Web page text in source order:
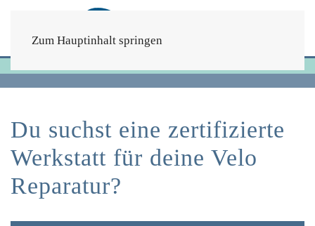
Zum Hauptinhalt springen
Du suchst eine zertifizierte
Werkstatt für deine Velo
Reparatur?